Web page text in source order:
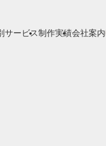
サービス制作実績会社案内